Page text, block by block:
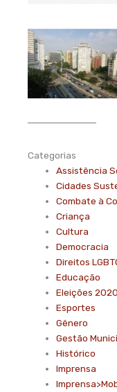
Categorias
Assistência
Cidades
Combate à
Criança
Cultura
Democracia
Direitos
Educação
Eleições 2020
Esportes
Gênero
Gestão
Histórico
Imprensa